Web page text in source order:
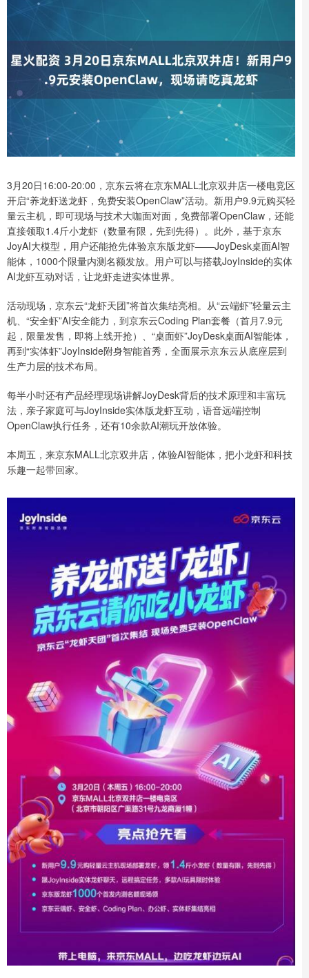
3月20日16:00-20:00，京东云将在京东MALL北京双井店一楼电竞区
开启“养龙虾送龙虾，免费安装OpenClaw”活动。新用户9.9元购买轻
量云主机，即可现场与技术大咖面对面，免费部署OpenClaw，还能
直接领取1.4斤小龙虾（数量有限，先到先得）。此外，基于京东
JoyAI大模型，用户还能抢先体验京东版龙虾——JoyDesk桌面AI智
能体，1000个限量内测名额发放。用户可以与搭载JoyInside的实体
AI龙虾互动对话，让龙虾走进实体世界。
活动现场，京东云“龙虾天团”将首次集结亮相。从“云端虾”轻量云主
机、“安全虾”AI安全能力，到京东云Coding Plan套餐（首月7.9元
起，限量发售，即将上线开抢）、“桌面虾”JoyDesk桌面AI智能体，
再到“实体虾”JoyInside附身智能首秀，全面展示京东云从底座层到
生产力层的技术布局。
每半小时还有产品经理现场讲解JoyDesk背后的技术原理和丰富玩
法，亲子家庭可与JoyInside实体版龙虾互动，语音远端控制
OpenClaw执行任务，还有10余款AI潮玩开放体验。
本周五，来京东MALL北京双井店，体验AI智能体，把小龙虾和科技
乐趣一起带回家。